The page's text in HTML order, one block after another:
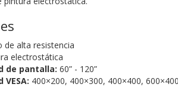
de alta resistencia
electrostática
de pantalla: 60” - 120”
400×200, 400×300, 400×400,